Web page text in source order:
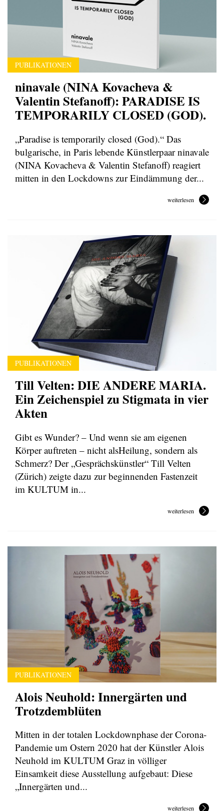
PUBLIKATIONEN
ninavale (NINA Kovacheva &
Valentin Stefanoff): PARADISE IS
TEMPORARILY CLOSED (GOD).
„Paradise is temporarily closed (God).“ Das
bulgarische, in Paris lebende Künstlerpaar ninavale
(NINA Kovacheva & Valentin Stefanoff) reagiert
mitten in den Lockdowns zur Eindämmung der...
weiterlesen
PUBLIKATIONEN
Till Velten: DIE ANDERE MARIA.
Ein Zeichenspiel zu Stigmata in vier
Akten
Gibt es Wunder? – Und wenn sie am eigenen
Körper auftreten – nicht alsHeilung, sondern als
Schmerz? Der „Gesprächskünstler“ Till Velten
(Zürich) zeigte dazu zur beginnenden Fastenzeit
im KULTUM in...
weiterlesen
PUBLIKATIONEN
Alois Neuhold: Innergärten und
Trotzdemblüten
Mitten in der totalen Lockdownphase der Corona-
Pandemie um Ostern 2020 hat der Künstler Alois
Neuhold im KULTUM Graz in völliger
Einsamkeit diese Ausstellung aufgebaut: Diese
„Innergärten und...
weiterlesen